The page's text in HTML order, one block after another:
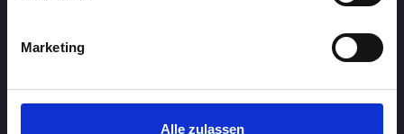
Marketing
Alle zulassen